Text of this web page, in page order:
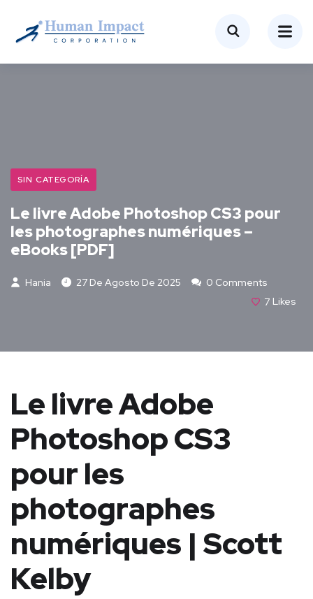
SIN CATEGORÍA
Le livre Adobe Photoshop CS3 pour
les photographes numériques –
eBooks [PDF]
Hania 27 De Agosto De 2025
0 Comments
7 Likes
Le livre Adobe
Photoshop CS3
pour les
photographes
numériques | Scott
Kelby